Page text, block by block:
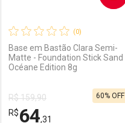
Ativar Desconto
Comprar sem Desconto
Comprar sem Desconto
Por R$ 264,90/cada
(0)
Base em Bastão Clara Semi-
Matte - Foundation Stick Sand
Océane Edition 8g
R$ 159,90
R$64,31
60% OFF